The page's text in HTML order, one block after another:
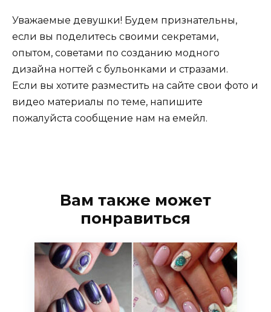
Уважаемые девушки! Будем признательны,
если вы поделитесь своими секретами,
опытом, советами по созданию модного
дизайна ногтей с бульонками и стразами.
Если вы хотите разместить на сайте свои фото и
видео материалы по теме, напишите
пожалуйста сообщение нам на емейл.
Вам также может
понравиться